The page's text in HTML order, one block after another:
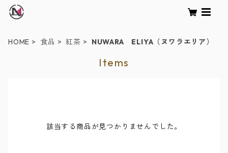
HOME 食品 紅茶 NUWARA ELIYA（ヌワラエリア）
Items
該当する商品が見つかりませんでした。